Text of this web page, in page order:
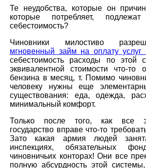
Те неудобства, которые он
которые потребляет,
себестоимость?
Чиновники милостиво
мгновенный займ на оплату услуг
себестоимость расходы по этой
эквивалентной стоимости что-то
бензина в месяц, т. Помимо
человеку нужны еще
существования: еда, одежда,
минимальный комфорт.
Только после того, как все
государство вправе что-то
Зато какая армия людей
инспекциях, обязательных
чиновничьих конторах! Они все
полную абсурдность этой